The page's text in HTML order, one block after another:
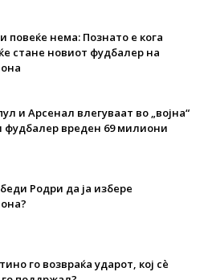
повеќе нема: Познато е кога
стане новиот фудбалер на
и Арсенал влегуваат во „војна“
фудбалер вреден 69 милиони
Родри да ја избере
го возвраќа ударот, кој сè